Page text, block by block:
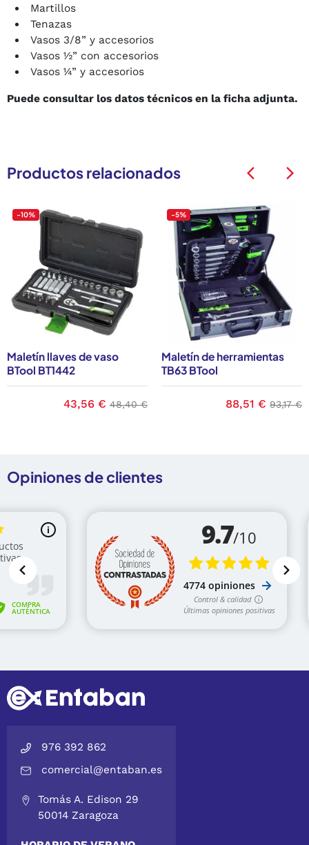
Martillos
Tenazas
Vasos 3/8” y accesorios
Vasos ½” con accesorios
Vasos ¼” y accesorios
Puede consultar los datos técnicos en la ficha adjunta.
Productos relacionados
Maletín llaves de vaso
BTool BT1442
-10%
Precio
43,56 € Precio base
48,40 €
Maletín de herramientas
TB63 BTool
-5%
Precio
88,51 € Precio
93,17 €
arrow_back_ios arrow_back_ios
Opiniones de clientes
976 392 862
comercial@entaban.es
Tomás A. Edison 29
50014 Zaragoza